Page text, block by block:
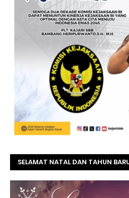
SELAMAT NATAL DAN TAHUN